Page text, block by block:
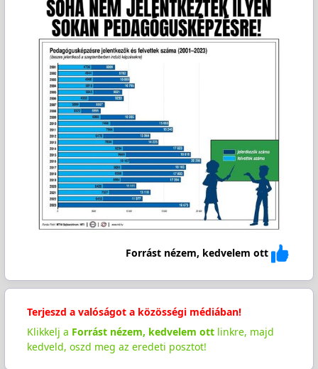
Forrást nézem, kedvelem ott
Terjeszd a valóságot a közösségi médiában!
Klikkelj a Forrást nézem, kedvelem ottlinkre, majd
kedveld, oszd meg az eredeti posztot!